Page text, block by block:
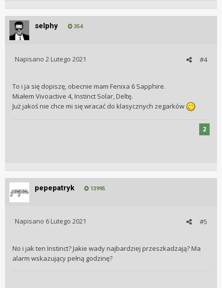
selphy 354
#4
Napisano 2 Lutego 2021
To i ja się dopiszę, obecnie mam Fenixa 6 Sapphire.
Miałem Vivoactive 4, Instinct Solar, Deltę.
Już jakoś nie chce mi się wracać do klasycznych zegarków
2
pepepatryk 13995
#5
Napisano 6 Lutego 2021
No i jak ten Instinct? Jakie wady najbardziej przeszkadzają? Ma
alarm wskazujący pełną godzinę?